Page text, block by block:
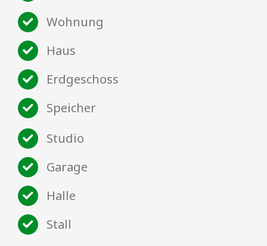
Wohnung
Haus
Erdgeschoss
Speicher
Studio
Garage
Halle
Stall